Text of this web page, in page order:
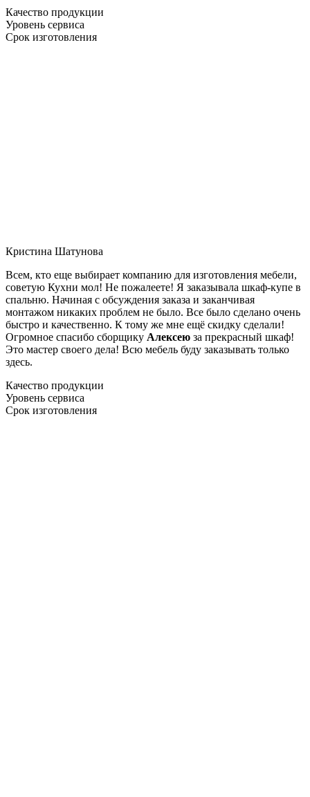
Качество продукции
Уровень сервиса
Срок изготовления
Кристина Шатунова
Всем, кто еще выбирает компанию для изготовления мебели,
советую Кухни мол! Не пожалеете! Я заказывала шкаф-купе в
спальню. Начиная с обсуждения заказа и заканчивая
монтажом никаких проблем не было. Все было сделано очень
быстро и качественно. К тому же мне ещё скидку сделали!
Огромное спасибо сборщику Алексею за прекрасный шкаф!
Это мастер своего дела! Всю мебель буду заказывать только
здесь.
Качество продукции
Уровень сервиса
Срок изготовления